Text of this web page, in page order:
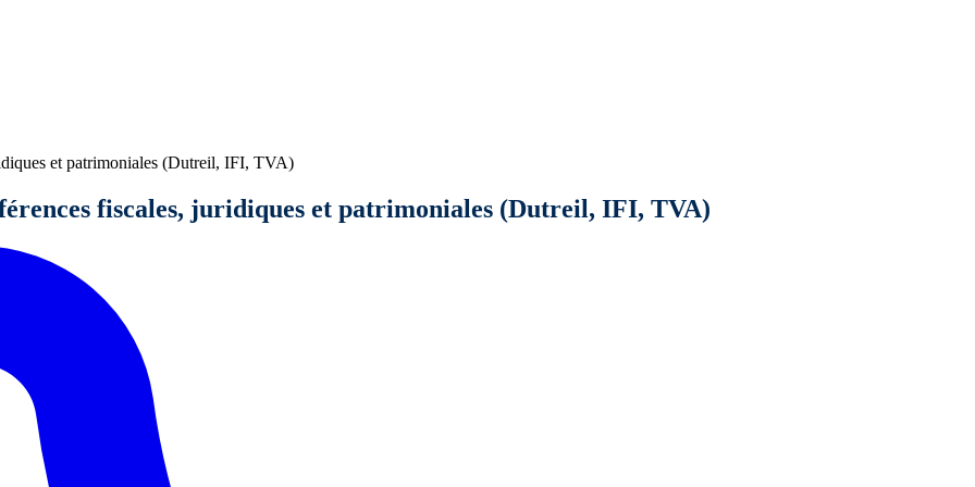
et patrimoniales (Dutreil, IFI, TVA)
fiscales, juridiques et patrimoniales (Dutreil, IFI, TVA)